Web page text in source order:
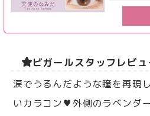
ビガールスタッフレビュ
涙でうるんだような瞳を再現
いカラコン♥外側のラベンダ